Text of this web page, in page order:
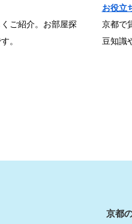
ご紹介。お部屋探
。
お役立
京都で
豆知識
京都